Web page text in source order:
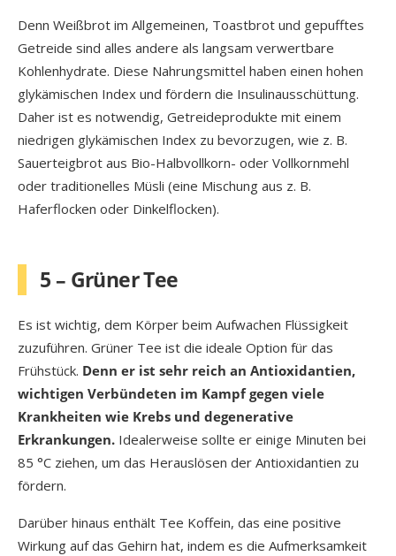
Denn Weißbrot im Allgemeinen, Toastbrot und gepufftes
Getreide sind alles andere als langsam verwertbare
Kohlenhydrate. Diese Nahrungsmittel haben einen hohen
glykämischen Index und fördern die Insulinausschüttung.
Daher ist es notwendig, Getreideprodukte mit einem
niedrigen glykämischen Index zu bevorzugen, wie z. B.
Sauerteigbrot aus Bio-Halbvollkorn- oder Vollkornmehl
oder traditionelles Müsli (eine Mischung aus z. B.
Haferflocken oder Dinkelflocken).
5 – Grüner Tee
Es ist wichtig, dem Körper beim Aufwachen Flüssigkeit
zuzuführen. Grüner Tee ist die ideale Option für das
Frühstück. Denn er ist sehr reich an Antioxidantien,
wichtigen Verbündeten im Kampf gegen viele
Krankheiten wie Krebs und degenerative
Erkrankungen. Idealerweise sollte er einige Minuten bei
85 °C ziehen, um das Herauslösen der Antioxidantien zu
fördern.
Darüber hinaus enthält Tee Koffein, das eine positive
Wirkung auf das Gehirn hat, indem es die Aufmerksamkeit